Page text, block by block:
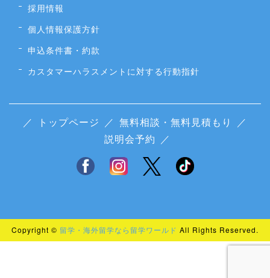
採用情報
個人情報保護方針
申込条件書・約款
カスタマーハラスメントに対する行動指針
／ トップページ ／ 無料相談・無料見積もり
／
説明会予約 ／
Copyright © 留学・海外留学なら留学ワールド All Rights Reserved.